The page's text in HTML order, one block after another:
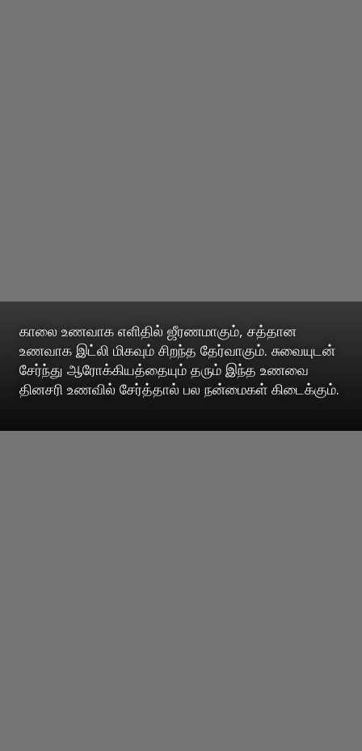
காலை உணவாக எளிதில் ஜீரணமாகும், சத்தான
உணவாக இட்லி மிகவும் சிறந்த தேர்வாகும். சுவையுடன்
சேர்ந்து ஆரோக்கியத்தையும் தரும் இந்த உணவை
தினசரி உணவில் சேர்த்தால் பல நன்மைகள் கிடைக்கும்.